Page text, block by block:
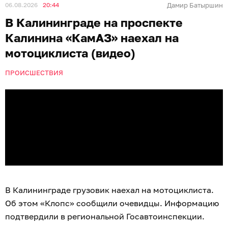
06.08.2026 20:44 Дамир Батыршин
В Калининграде на проспекте
Калинина «КамАЗ» наехал на
мотоциклиста (видео)
ПРОИСШЕСТВИЯ
В Калининграде грузовик наехал на мотоциклиста.
Об этом «Клопс» сообщили очевидцы. Информацию
подтвердили в региональной Госавтоинспекции.